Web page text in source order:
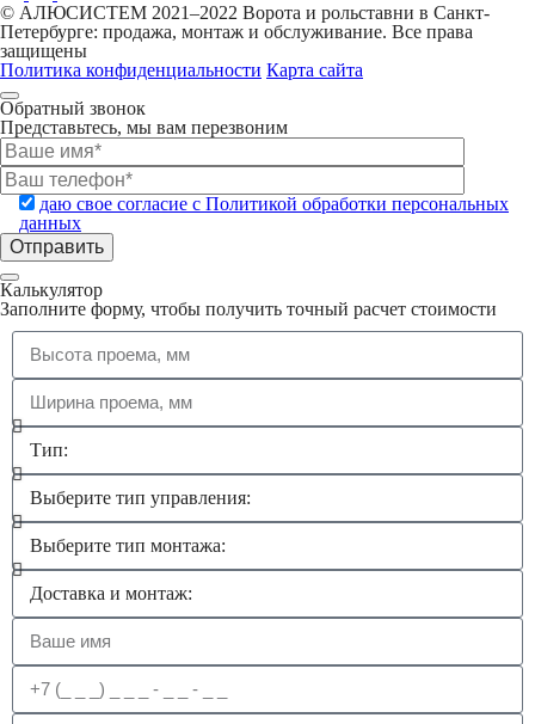
© АЛЮСИСТЕМ 2021–2022 Ворота и рольставни в Санкт-
Петербурге: продажа, монтаж и обслуживание. Все права
защищены
Политика конфиденциальности Карта сайта
Обратный звонок
Представьтесь, мы вам перезвоним
даю свое согласие с Политикой обработки персональных
данных
Калькулятор
Заполните форму, чтобы получить точный расчет стоимости